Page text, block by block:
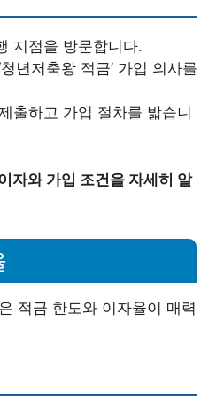
지점을 방문합니다.
년저축왕 적금’ 가입 의사를
출하고 가입 절차를 밟습니
자와 가입 조건을 자세히 알
적금 한도와 이자율이 매력